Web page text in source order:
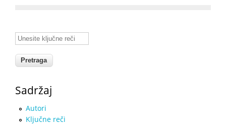
Unesite ključne reči
Sadržaj
Autori
Ključne reči